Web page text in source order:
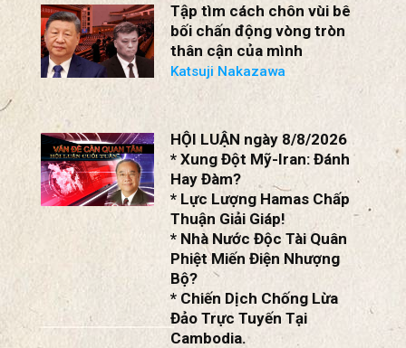
Tập tìm cách chôn vùi bê
bối chấn động vòng tròn
thân cận của mình
Katsuji Nakazawa
HỘI LUẬN ngày 8/8/2026
* Xung Đột Mỹ-Iran: Đánh
Hay Đàm?
* Lực Lượng Hamas Chấp
Thuận Giải Giáp!
* Nhà Nước Độc Tài Quân
Phiệt Miến Điện Nhượng
Bộ?
* Chiến Dịch Chống Lừa
Đảo Trực Tuyến Tại
Cambodia.